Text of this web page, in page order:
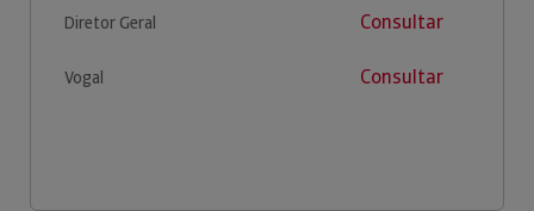
Diretor Geral Consultar
Vogal Consultar